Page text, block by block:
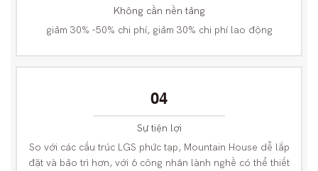
Không cần nền tảng
giảm 30% -50% chi phí, giảm 30% chi phí lao động
04
Sự tiện lợi
So với các cấu trúc LGS phức tạp, Mountain House dễ lắp
đặt và bảo trì hơn, với 6 công nhân lành nghề có thể thiết